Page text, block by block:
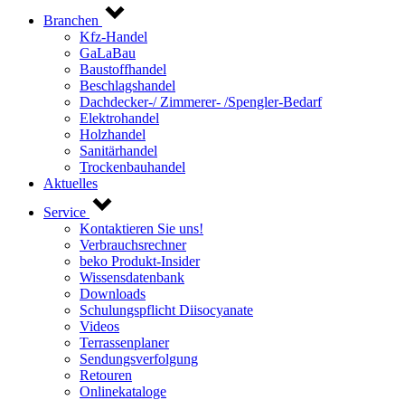
Branchen
Kfz-Handel
GaLaBau
Baustoffhandel
Beschlagshandel
Dachdecker-/ Zimmerer- /Spengler-Bedarf
Elektrohandel
Holzhandel
Sanitärhandel
Trockenbauhandel
Aktuelles
Service
Kontaktieren Sie uns!
Verbrauchsrechner
beko Produkt-Insider
Wissensdatenbank
Downloads
Schulungspflicht Diisocyanate
Videos
Terrassenplaner
Sendungsverfolgung
Retouren
Onlinekataloge